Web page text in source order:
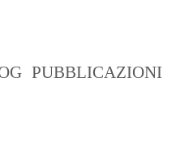
PUBBLICAZIONI